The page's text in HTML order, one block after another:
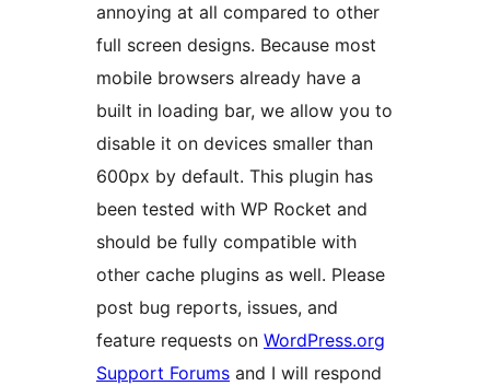
annoying at all compared to other
full screen designs. Because most
mobile browsers already have a
built in loading bar, we allow you to
disable it on devices smaller than
600px by default. This plugin has
been tested with WP Rocket and
should be fully compatible with
other cache plugins as well. Please
post bug reports, issues, and
feature requests on WordPress.org
Support Forums and I will respond